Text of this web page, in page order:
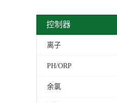
控制器
离子
PH/ORP
余氯